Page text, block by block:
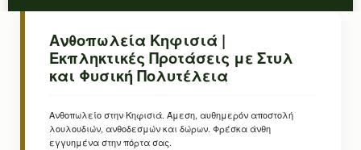
Ανθοπωλεία Κηφισιά |
Εκπληκτικές Προτάσεις με Στυλ
και Φυσική Πολυτέλεια
Ανθοπωλείο στην Κηφισιά. Άμεση, αυθημερόν αποστολή
λουλουδιών, ανθοδεσμών και δώρων. Φρέσκα άνθη
εγγυημένα στην πόρτα σας.